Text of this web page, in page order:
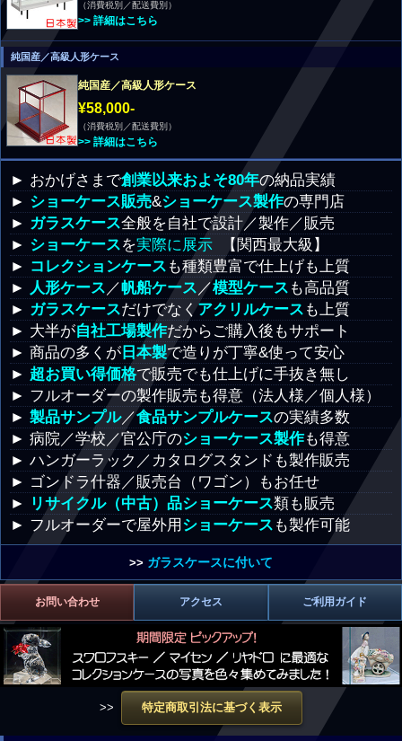
（消費税別／配送費別）
>> 詳細はこちら
純国産／高級人形ケース
純国産／高級人形ケース
¥58,000-
（消費税別／配送費別）
>> 詳細はこちら
► おかげさまで創業以来およそ80年の納品実績
► ショーケース販売&ショーケース製作の専門店
► ガラスケース全般を自社で設計／製作／販売
► ショーケースを実際に展示 【関西最大級】
► コレクションケース も種類豊富で仕上げも上質
►
人形ケース ／帆船ケース ／模型ケース も高品質
► ガラスケースだけでなくアクリルケース も上質
► 大半が自社工場製作だからご購入後もサポート
► 商品の多くが 日本製で造りが丁寧&使って安心
► 超お買い得価格で販売でも仕上げに手抜き無し
► フルオーダーの製作販売も得意（法人様／個人様）
► 製品サンプル／食品サンプルケースの実績多数
► 病院／学校／官公庁のショーケース製作も得意
► ハンガーラック／カタログスタンドも製作販売
► ゴンドラ什器／販売台（ワゴン）もお任せ
►
リサイクル（中古）品ショーケース類も販売
► フルオーダーで屋外用 ショーケース も製作可能
>> ガラスケースに付いて
お問い合わせ アクセス ご利用ガイド
>> 特定商取引法に基づく表示